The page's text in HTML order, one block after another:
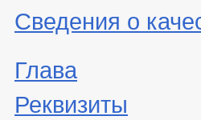
Сведения о
Глава
Реквизиты